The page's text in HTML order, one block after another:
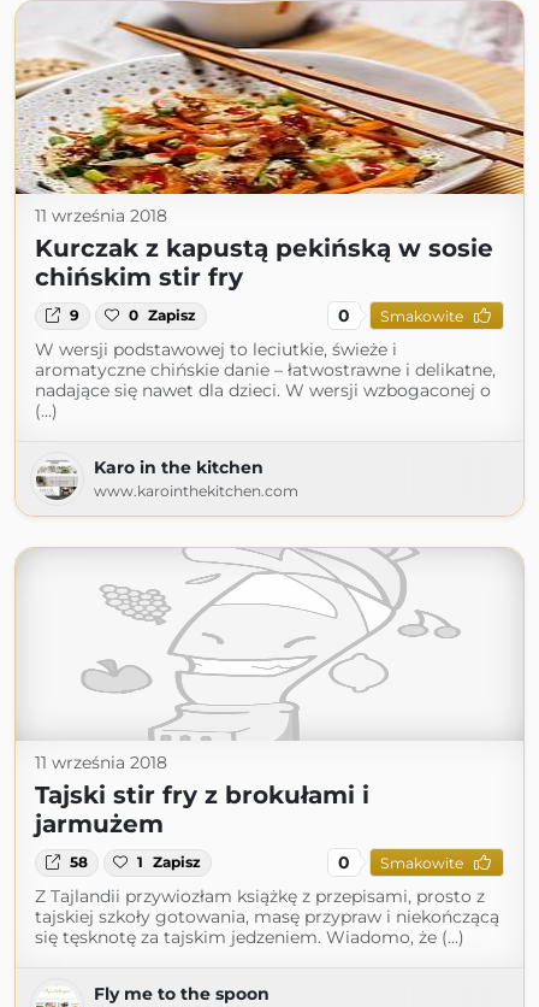
11 września 2018
Kurczak z kapustą pekińską w sosie
chińskim stir fry
9 0 Zapisz 0 Smakowite
W wersji podstawowej to leciutkie, świeże i
aromatyczne chińskie danie – łatwostrawne i delikatne,
nadające się nawet dla dzieci. W wersji wzbogaconej o
(...)
Karo in the kitchen
www.karointhekitchen.com
11 września 2018
Tajski stir fry z brokułami i
jarmużem
58 1 Zapisz 0 Smakowite
Z Tajlandii przywiozłam książkę z przepisami, prosto z
tajskiej szkoły gotowania, masę przypraw i niekończącą
się tęsknotę za tajskim jedzeniem. Wiadomo, że (...)
Fly me to the spoon